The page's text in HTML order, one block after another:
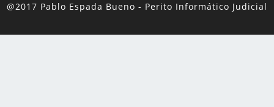
@2017 Pablo Espada Bueno - Perito Informático Judicial